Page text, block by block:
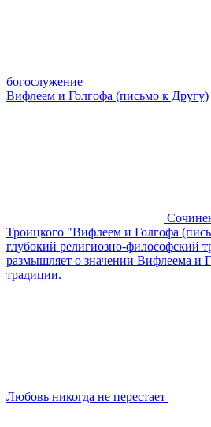
богослужение
Вифлеем и Голгофа (письмо к Другу)
Троицкого "Вифлеем и Голгофа
глубокий религиозно-философский
размышляет о значении Вифлеема и
традиции.
Любовь никогда не перестает